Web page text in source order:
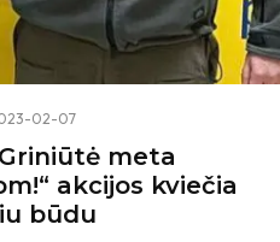
02-07
meta
akcijos kviečia
būdu